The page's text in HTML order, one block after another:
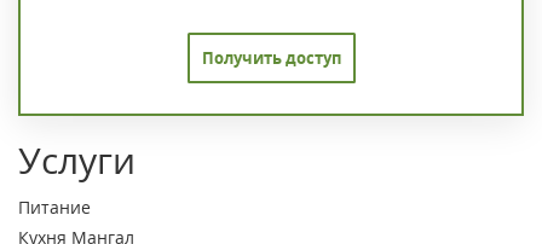
Получить доступ
Услуги
Питание
Кухня Мангал